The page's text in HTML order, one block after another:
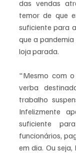
das vendas
temor de que
suficiente para
que a
loja parada.
"Mesmo com
verba
trabalho
Infelizmente
suficiente
funcionários,
em dia. Ou